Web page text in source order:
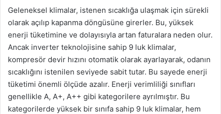
Geleneksel klimalar, istenen sıcaklığa ulaşmak için sürekli
olarak açılıp kapanma döngüsüne girerler. Bu, yüksek
enerji tüketimine ve dolayısıyla artan faturalara neden olur.
Ancak inverter teknolojisine sahip 9 luk klimalar,
kompresör devir hızını otomatik olarak ayarlayarak, odanın
sıcaklığını istenilen seviyede sabit tutar. Bu sayede enerji
tüketimi önemli ölçüde azalır. Enerji verimliliği sınıfları
genellikle A, A+, A++ gibi kategorilere ayrılmıştır. Bu
kategorilerde yüksek bir sınıfa sahip 9 luk klimalar, hem